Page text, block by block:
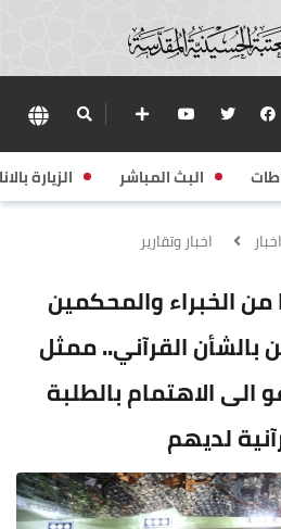
البث المباشر الزيارة
اخبار اخبار وتقارير
من الخبراء والمحكمين
بالشأن القرآني.. ممثل
الى الاهتمام بالطلبة
لديهم